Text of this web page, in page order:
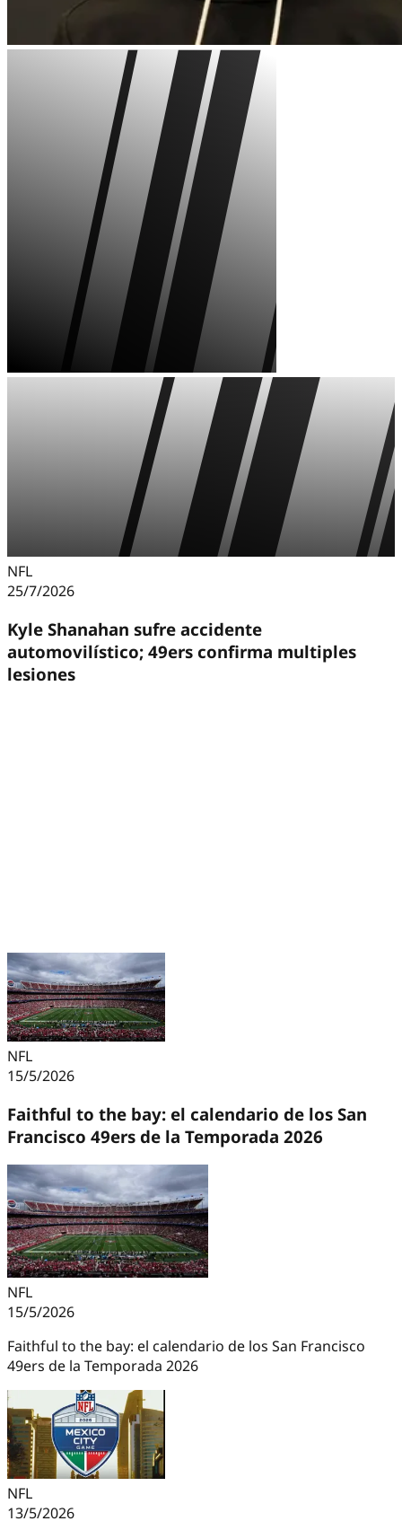
NFL
25/7/2026
Kyle Shanahan sufre accidente
automovilístico; 49ers confirma multiples
lesiones
NFL
15/5/2026
Faithful to the bay: el calendario de los San
Francisco 49ers de la Temporada 2026
NFL
15/5/2026
Faithful to the bay: el calendario de los San Francisco
49ers de la Temporada 2026
NFL
13/5/2026